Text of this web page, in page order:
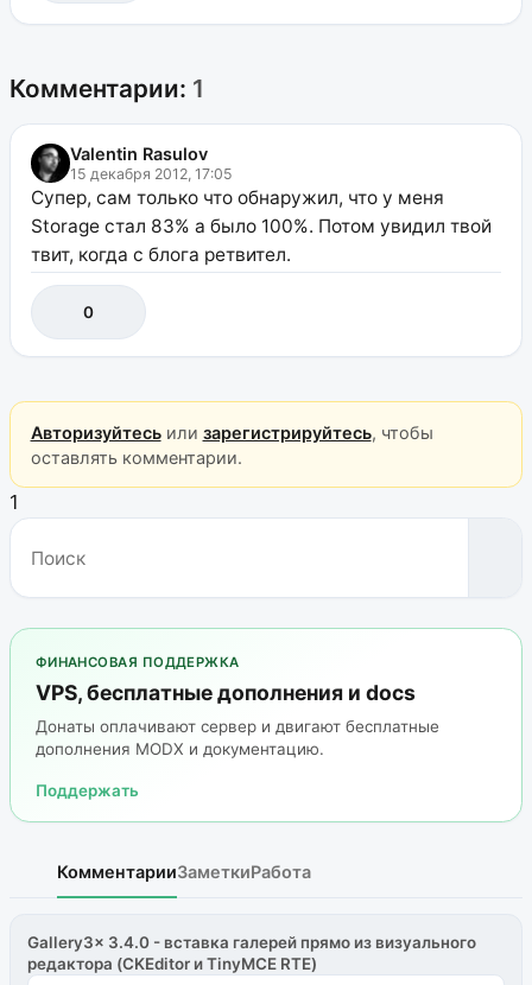
Комментарии: 1
Valentin Rasulov
15 декабря 2012, 17:05
Супер, сам только что обнаружил, что у меня
Storage стал 83% а было 100%. Потом увидил твой
твит, когда с блога ретвител.
0
Авторизуйтесьили зарегистрируйтесь, чтобы
оставлять комментарии.
1
ФИНАНСОВАЯ ПОДДЕРЖКА
VPS, бесплатные дополнения и docs
Донаты оплачивают сервер и двигают бесплатные
дополнения MODX и документацию.
Поддержать
КомментарииЗаметкиРабота
Gallery3x 3.4.0 - вставка галерей прямо из визуального
редактора (CKEditor и TinyMCE RTE)